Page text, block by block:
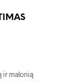
ir malonią